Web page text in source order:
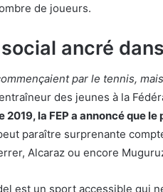
de joueurs.
ancré
par le tennis,
des jeunes à la
2019, la FEP a annoncé que
paraître surprenante
Alcaraz ou encore
est un sport accessible qui